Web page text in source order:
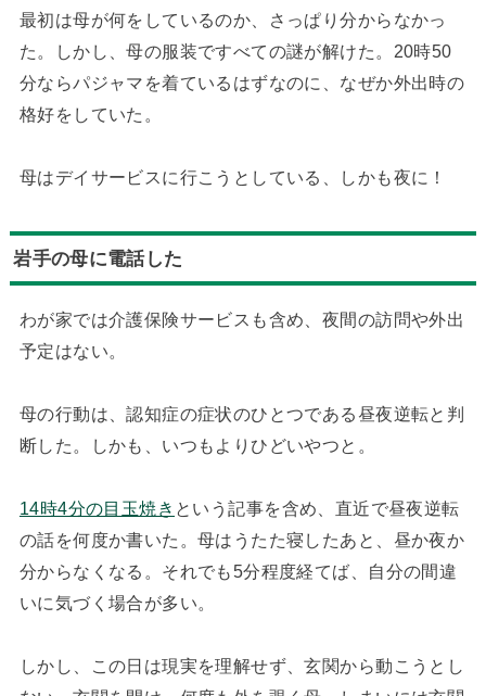
最初は母が何をしているのか、さっぱり分からなかっ
た。しかし、母の服装ですべての謎が解けた。20時50
分ならパジャマを着ているはずなのに、なぜか外出時の
格好をしていた。
母はデイサービスに行こうとしている、しかも夜に！
岩手の母に電話した
わが家では介護保険サービスも含め、夜間の訪問や外出
予定はない。
母の行動は、認知症の症状のひとつである昼夜逆転と判
断した。しかも、いつもよりひどいやつと。
14時4分の目玉焼き という記事を含め、直近で昼夜逆転
の話を何度か書いた。母はうたた寝したあと、昼か夜か
分からなくなる。それでも5分程度経てば、自分の間違
いに気づく場合が多い。
しかし、この日は現実を理解せず、玄関から動こうとし